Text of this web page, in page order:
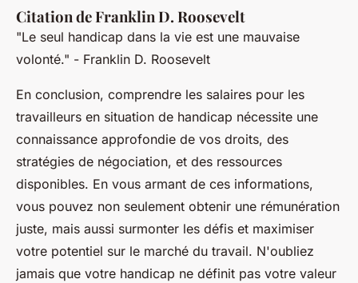
Citation de Franklin D. Roosevelt
"Le seul handicap dans la vie est une mauvaise
volonté." - Franklin D. Roosevelt
En conclusion, comprendre les salaires pour les
travailleurs en situation de handicap nécessite une
connaissance approfondie de vos droits, des
stratégies de négociation, et des ressources
disponibles. En vous armant de ces informations,
vous pouvez non seulement obtenir une rémunération
juste, mais aussi surmonter les défis et maximiser
votre potentiel sur le marché du travail. N'oubliez
jamais que votre handicap ne définit pas votre valeur